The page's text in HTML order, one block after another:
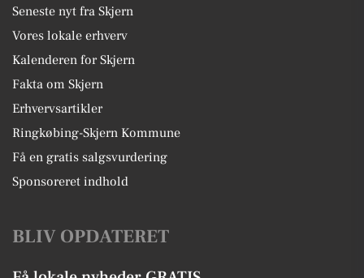
Seneste nyt fra Skjern
Vores lokale erhverv
Kalenderen for Skjern
Fakta om Skjern
Erhvervsartikler
Ringkøbing-Skjern Kommune
Få en gratis salgsvurdering
Sponsoreret indhold
BLIV OPDATERET